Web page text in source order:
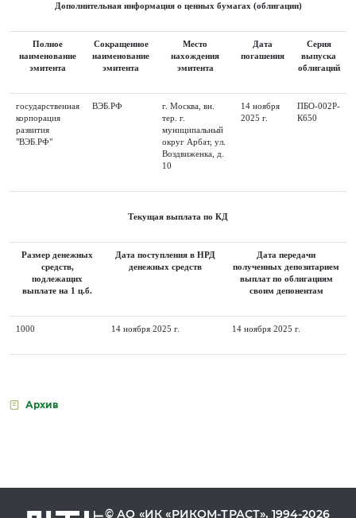
Дополнительная информация о ценных бумагах (облигации)
Полное
наименование
эмитента
Сокращенное
наименование
эмитента
Место
нахождения
эмитента
Дата
погашения
Серия
выпуска
облигаций
государственная
корпорация
развития
"ВЭБ.РФ"
ВЭБ.РФ
г. Москва, вн.
тер. г.
муниципальный
округ Арбат, ул.
Воздвиженка, д.
10
14 ноября
2025 г.
ПБО-002Р-
К650
Текущая выплата по КД
Размер денежных
средств,
подлежащих
выплате на 1 ц.б.
Дата поступления в НРД
денежных средств
Дата передачи
полученных депозитарием
выплат по облигациям
своим депонентам
1000 14 ноября 2025 г. 14 ноября 2025 г.
Архив
© АО «ИК «РИКОМ-ТРАСТ», 1994-2026